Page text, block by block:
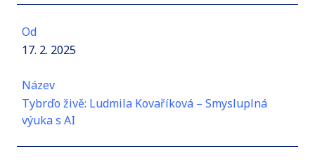
Od
17. 2. 2025
Název
Tybrďo živě: Ludmila Kovaříková – Smysluplná
výuka s AI